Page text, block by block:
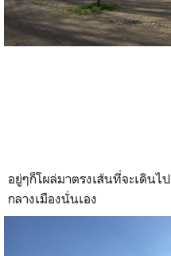
อยู่ๆก็โผล่มาตรงเส้นที่จะเดินไป
กลางเมืองนั่นเอง